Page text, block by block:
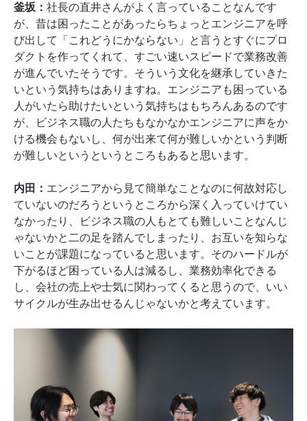
釜坂： 社長の直井さんがよく言っていることなんです
が、昔は困ったことがあったらちょっとエンジニアを呼
び出して「これどうにかならない」と言うとすぐにプロ
ダクトを作ってくれて、すごい速いスピードで業務改善
が進んでいたそうです。そういう文化を継承していきた
いという気持ちはありますね。エンジニアも困っている
人がいたら助けたいという気持ちはもちろんあるのです
が、ビジネス職の人たちもなかなかエンジニアに声をか
ける機会もないし、何が出来て何が難しいかという判断
が難しいというというところもあると思います。
内田： エンジニアから見て簡単なことなのに何故対応し
ていないのだろうというところから深く入っていけてい
なかったり、ビジネス職の人もとても難しいことなんじ
ゃないかと二の足を踏んでしまったり、お互いを知らな
いことが課題になっていると思います。そのハードルが
下がるほど困っている人は減るし、業務効率化できる
し、会社の売上や士気に関わってくると思うので、いい
サイクルが生み出せるんじゃないかと考えています。